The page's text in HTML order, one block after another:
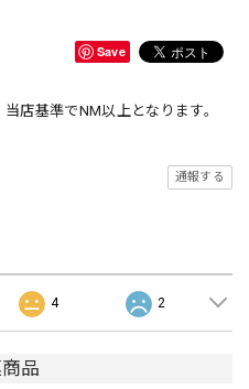
Save
店基準でNM以上となります。
通報する
4 2
品